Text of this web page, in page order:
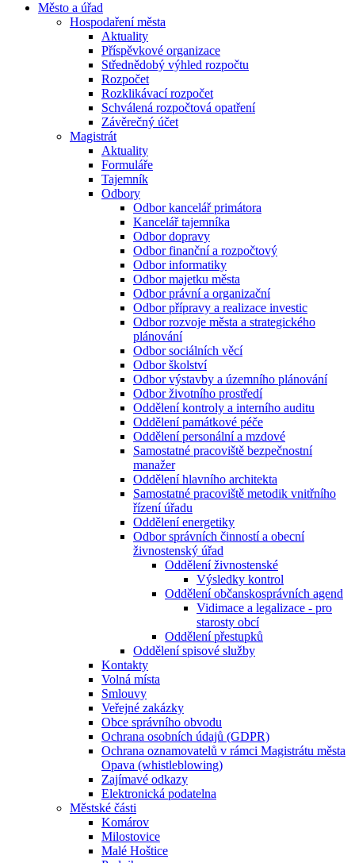
Město a úřad
Hospodaření města
Aktuality
Příspěvkové organizace
Střednědobý výhled rozpočtu
Rozpočet
Rozklikávací rozpočet
Schválená rozpočtová opatření
Závěrečný účet
Magistrát
Aktuality
Formuláře
Tajemník
Odbory
Odbor kancelář primátora
Kancelář tajemníka
Odbor dopravy
Odbor finanční a rozpočtový
Odbor informatiky
Odbor majetku města
Odbor právní a organizační
Odbor přípravy a realizace investic
Odbor rozvoje města a strategického
plánování
Odbor sociálních věcí
Odbor školství
Odbor výstavby a územního plánování
Odbor životního prostředí
Oddělení kontroly a interního auditu
Oddělení památkové péče
Oddělení personální a mzdové
Samostatné pracoviště bezpečnostní
manažer
Oddělení hlavního architekta
Samostatné pracoviště metodik vnitřního
řízení úřadu
Oddělení energetiky
Odbor správních činností a obecní
živnostenský úřad
Oddělení živnostenské
Výsledky kontrol
Oddělení občanskosprávních agend
Vidimace a legalizace - pro
starosty obcí
Oddělení přestupků
Oddělení spisové služby
Kontakty
Volná místa
Smlouvy
Veřejné zakázky
Obce správního obvodu
Ochrana osobních údajů (GDPR)
Ochrana oznamovatelů v rámci Magistrátu města
Opava (whistleblowing)
Zajímavé odkazy
Elektronická podatelna
Městské části
Komárov
Milostovice
Malé Hoštice